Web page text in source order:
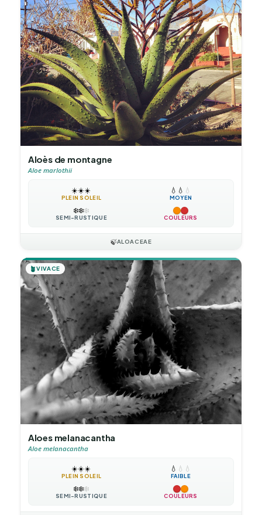
Aloès de montagne
Aloe marlothii
☀️☀️☀️
PLEIN SOLEIL
💧 💧 💧
MOYEN
❄️❄️❄️
SEMI-RUSTIQUE COULEURS
🍃ALOACEAE
🪴VIVACE
Aloes melanacantha
Aloe melanacantha
☀️☀️☀️
PLEIN SOLEIL
💧 💧 💧
FAIBLE
❄️❄️❄️
SEMI-RUSTIQUE COULEURS